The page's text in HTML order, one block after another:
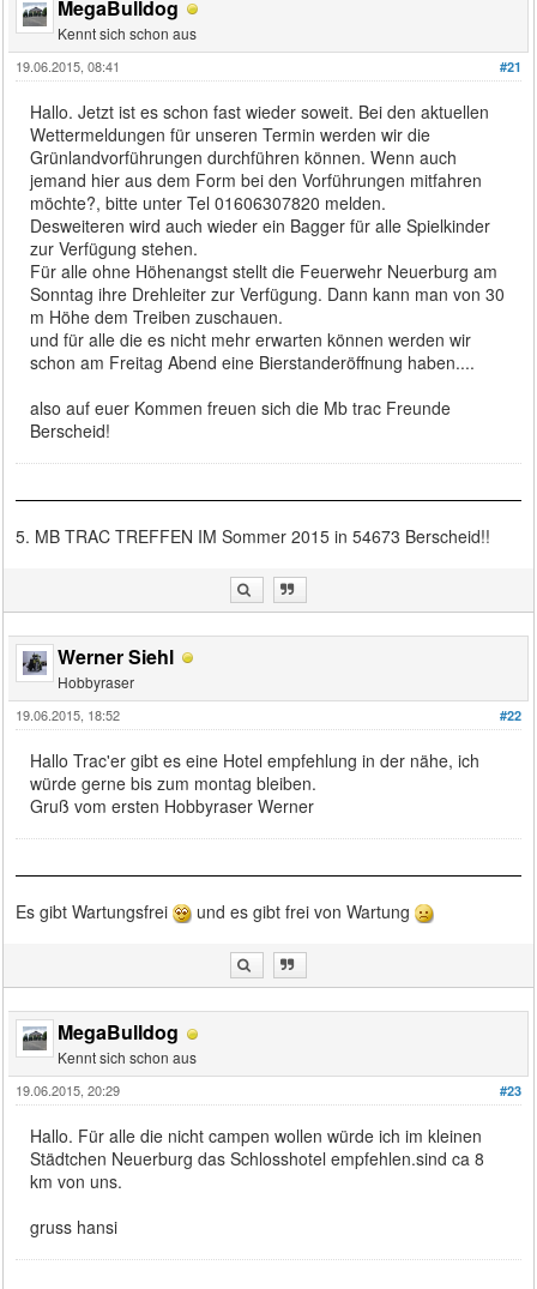
MegaBulldog
Kennt sich schon aus
#21
19.06.2015, 08:41
Hallo. Jetzt ist es schon fast wieder soweit. Bei den aktuellen
Wettermeldungen für unseren Termin werden wir die
Grünlandvorführungen durchführen können. Wenn auch
jemand hier aus dem Form bei den Vorführungen mitfahren
möchte?, bitte unter Tel 01606307820 melden.
Desweiteren wird auch wieder ein Bagger für alle Spielkinder
zur Verfügung stehen.
Für alle ohne Höhenangst stellt die Feuerwehr Neuerburg am
Sonntag ihre Drehleiter zur Verfügung. Dann kann man von 30
m Höhe dem Treiben zuschauen.
und für alle die es nicht mehr erwarten können werden wir
schon am Freitag Abend eine Bierstanderöffnung haben....
also auf euer Kommen freuen sich die Mb trac Freunde
Berscheid!
5. MB TRAC TREFFEN IM Sommer 2015 in 54673 Berscheid!!
Werner Siehl
Hobbyraser
#22
19.06.2015, 18:52
Hallo Trac'er gibt es eine Hotel empfehlung in der nähe, ich
würde gerne bis zum montag bleiben.
Gruß vom ersten Hobbyraser Werner
Es gibt Wartungsfrei und es gibt frei von Wartung
MegaBulldog
Kennt sich schon aus
#23
19.06.2015, 20:29
Hallo. Für alle die nicht campen wollen würde ich im kleinen
Städtchen Neuerburg das Schlosshotel empfehlen.sind ca 8
km von uns.
gruss hansi